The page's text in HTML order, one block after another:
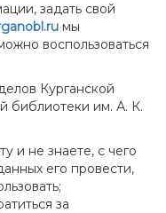
задать свой
мы
воспользоваться
Курганской
библиотеки им. А. К.
и не знаете, с чего
его провести,
за